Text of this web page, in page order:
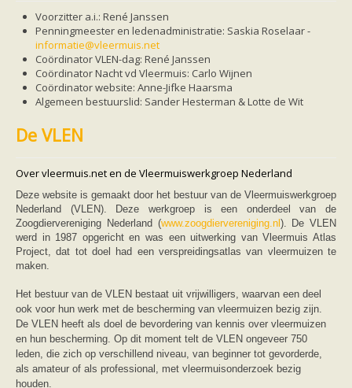
Overijssel
Utrecht
Zeeland
Zuid-Holland
Vleermuizen en ziektes
Bescherming
Soortbescherming
Hulp bij bouwplannen en bomenkap
Vleermuis advies en onderzoekbureaus
Doe mee
vleermuiskasten kopen/ ophangen
Meedoen
Landelijk zoogdierwerkgroepen
Regionale of provinciale werkgroepen
Landelijke natuurverenigingen
Ik wil graag mee op vleermuisexcursie
Vleermuizen in de tuin
Aankondiging activiteiten
Ik ben op zoek naar een detector
Ecologie en soorten
Hoe vleermuizen leven
Voorzitter a.i.: René Janssen
Penningmeester en ledenadministratie: Saskia Roselaar -
informatie@vleermuis.net
Coördinator VLEN-dag: René Janssen
Coördinator Nacht vd Vleermuis: Carlo Wijnen
Coördinatorwebsite: Anne-Jifke Haarsma
Algemeen bestuurslid: Sander Hesterman & Lotte de Wit
De VLEN
Over vleermuis.net en de Vleermuiswerkgroep Nederland
Deze website is gemaakt door het bestuur van de Vleermuiswerkgroep
Nederland (VLEN). Deze werkgroep is een onderdeel van de
Zoogdiervereniging Nederland (www.zoogdiervereniging.nl ). De VLEN
werd in 1987 opgericht en was een uitwerking van Vleermuis Atlas
Project, dat tot doel had een verspreidingsatlas van vleermuizen te
maken.
Het bestuur van de VLEN bestaat uit vrijwilligers, waarvan een deel
ook voor hun werk met de bescherming van vleermuizen bezig zijn.
De VLEN heeft als doel de bevordering van kennis over vleermuizen
en hun bescherming. Op dit moment telt de VLEN ongeveer 750
leden, die zich op verschillend niveau, van beginner tot gevorderde,
als amateur of als professional, met vleermuisonderzoek bezig
houden.